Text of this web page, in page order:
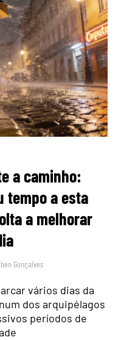
a caminho:
tempo a esta
a melhorar
Gonçalves
vários dias da
dos arquipélagos
períodos de